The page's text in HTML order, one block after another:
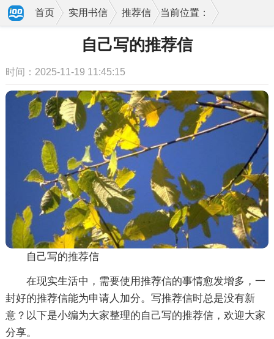
当前位置：
首页 实用书信 推荐信
自己写的推荐信
时间：2025-11-19 11:45:15
自己写的推荐信
在现实生活中，需要使用推荐信的事情愈发增多，一
封好的推荐信能为申请人加分。写推荐信时总是没有新
意？以下是小编为大家整理的自己写的推荐信，欢迎大家
分享。